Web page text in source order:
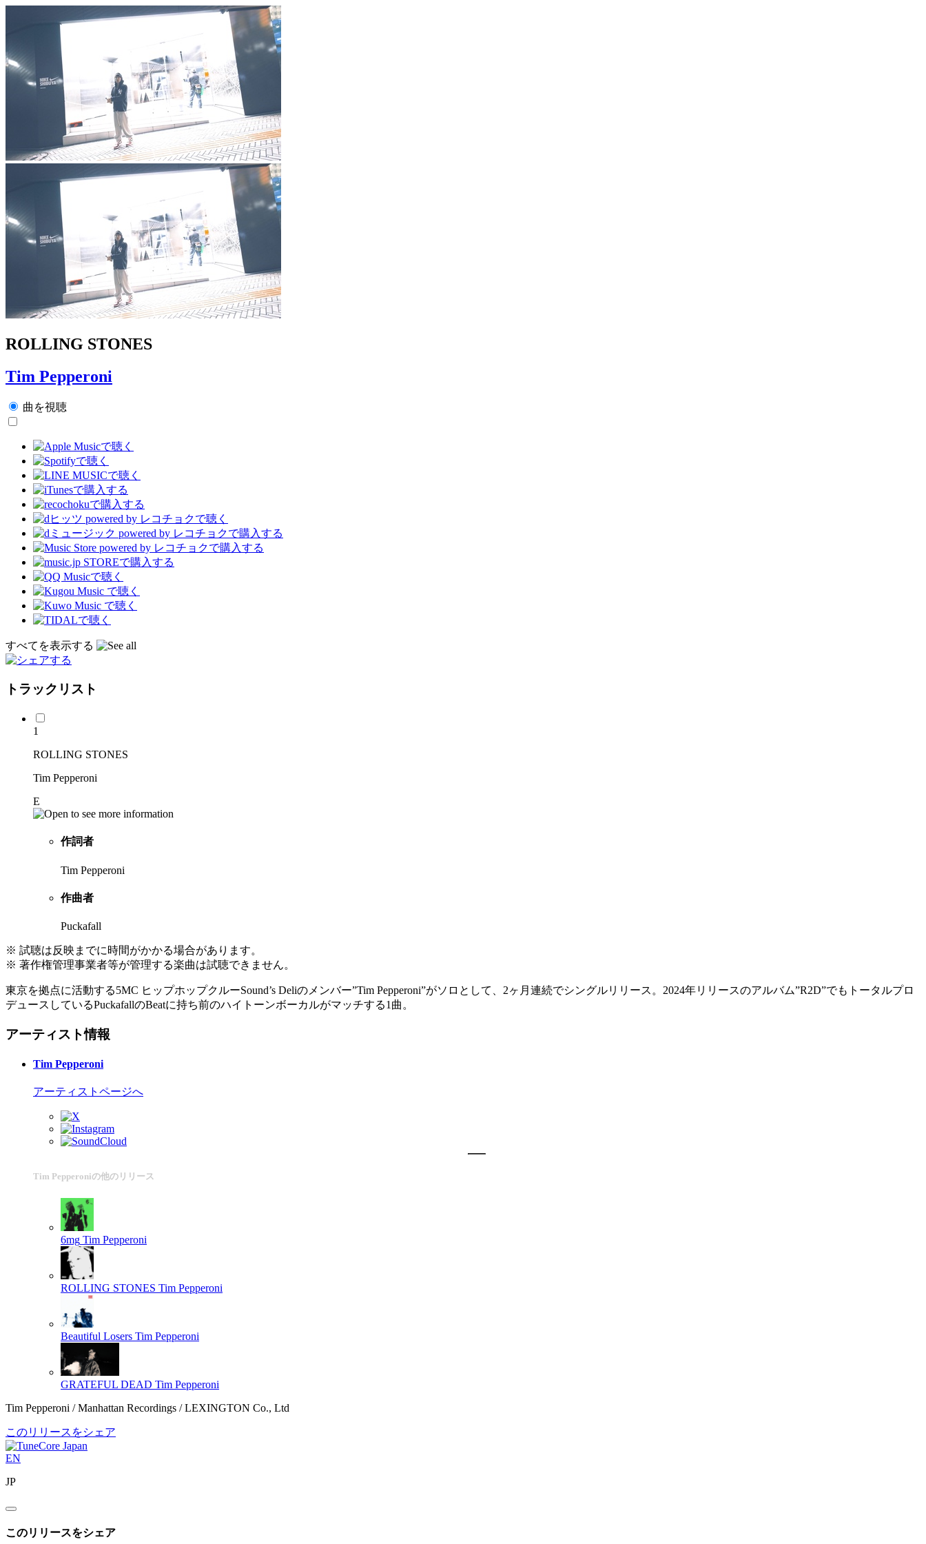
ROLLING STONES
Tim Pepperoni
曲を視聴
すべてを表示する
トラックリスト
1
ROLLING STONES
Tim Pepperoni
E
作詞者
Tim Pepperoni
作曲者
Puckafall
※ 試聴は反映までに時間がかかる場合があります。
※ 著作権管理事業者等が管理する楽曲は試聴できません。
東京を拠点に活動する5MC ヒップホップクルーSound’s Deliのメンバー”Tim Pepperoni”がソロとして、2ヶ月連続でシングルリリース。2024年リリースのアルバム”R2D”でもトータルプロ
デュースしているPuckafallのBeatに持ち前のハイトーンボーカルがマッチする1曲。
アーティスト情報
Tim Pepperoni
アーティストページへ
Tim Pepperoniの他のリリース
6mg Tim Pepperoni
ROLLING STONES Tim Pepperoni
Beautiful Losers Tim Pepperoni
GRATEFUL DEAD Tim Pepperoni
Tim Pepperoni / Manhattan Recordings / LEXINGTON Co., Ltd
このリリースをシェア
EN
JP
このリリースをシェア